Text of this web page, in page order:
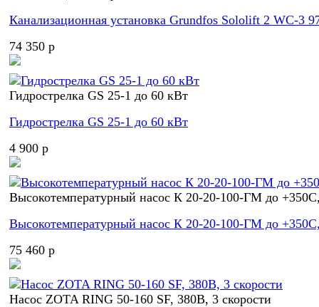
Канализационная установка Grundfos Sololift 2 WC-3
74 350 p
Гидрострелка GS 25-1 до 60 кВт
Гидрострелка GS 25-1 до 60 кВт
4 900 p
Высокотемпературный насос К 20-20-100-ГМ до
Высокотемпературный насос К 20-20-100-ГМ до
75 460 p
Насос ZOTA RING 50-160 SF, 380В, 3 скорости